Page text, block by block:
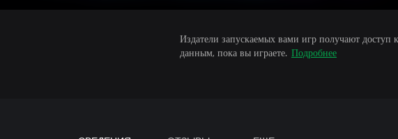
Издатели запускаемых вами игр получают
данным, пока вы играете. Подробнее